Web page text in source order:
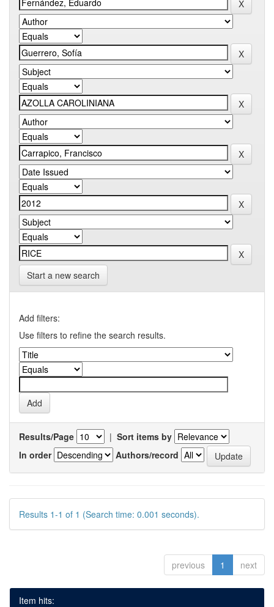
Start a new search
Add filters:
Use filters to refine the search results.
Results/Page | Sort items by
In order
Authors/record
Results 1-1 of 1 (Search time: 0.001 seconds).
previous 1 next
Item hits: